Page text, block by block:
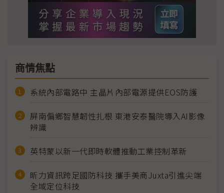
商情焦點
系統內部電路中 主晶片內部電源提供EOS防護
屏南偏鄉智慧韌性扎根 東港安泰醫院導入AI影像
辨識
英特蒙以新一代即時軟體推動工業控制革新
昕力資訊跨足國防科技 攜手美商Juxta引進尖端
全域定位科技